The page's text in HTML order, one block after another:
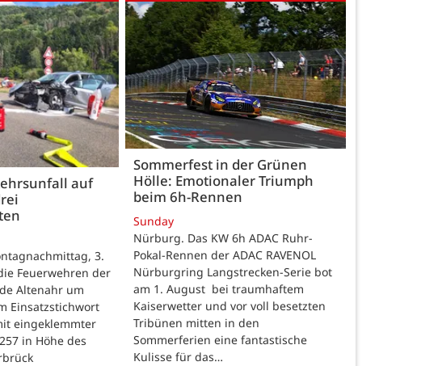
auf
3.
Feuerwehren der
Altenahr um
Einsatzstichwort
eingeklemmter
in Höhe des
Sommerfest in der Grünen
Hölle: Emotionaler Triumph
beim 6h-Rennen
Sunday
Nürburg. Das KW 6h ADAC Ruhr-
Pokal-Rennen der ADAC RAVENOL
Nürburgring Langstrecken-Serie bot
am 1. August bei traumhaftem
Kaiserwetter und vor voll besetzten
Tribünen mitten in den
Sommerferien eine fantastische
Kulisse für das…